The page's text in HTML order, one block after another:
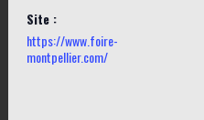
Site :
https://www.foire-
montpellier.com/